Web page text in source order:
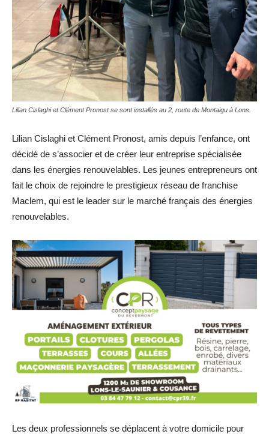
Lilian Cislaghi et Clément Pronost se sont installés au 2, route de Montaigu à Lons.
Lilian Cislaghi et Clément Pronost, amis depuis l’enfance, ont
décidé de s’associer et de créer leur entreprise spécialisée
dans les énergies renouvelables. Les jeunes entrepreneurs ont
fait le choix de rejoindre le prestigieux réseau de franchise
Maclem, qui est le leader sur le marché français des énergies
renouvelables.
Les deux professionnels se déplacent à votre domicile pour